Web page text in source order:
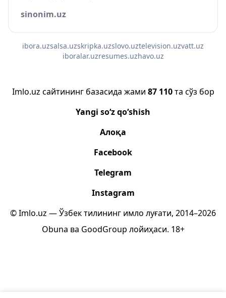
sinonim.uz
ibora.uzsalsa.uzskripka.uzslovo.uztelevision.uzvatt.uz
iboralar.uzresumes.uzhavo.uz
Imlo.uz сайтининг базасида жами 87 110та сўз бор
Yangi so‘z qo‘shish
Алоқа
Facebook
Telegram
Instagram
© Imlo.uz — Ўзбек тилининг имло луғати, 2014–2026
Obuna ва GoodGroup лойиҳаси. 18+